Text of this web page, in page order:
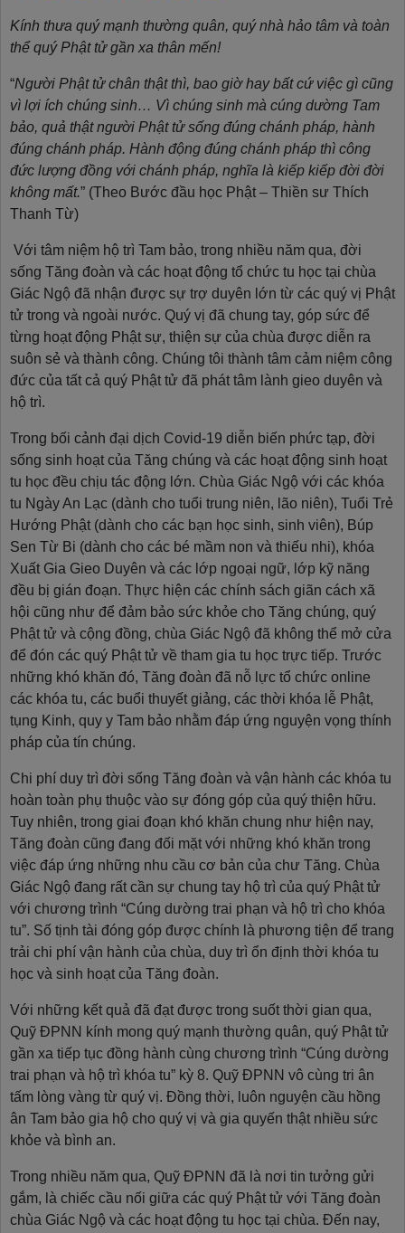
Kính thưa quý mạnh thường quân, quý nhà hảo tâm và toàn
thể quý Phật tử gần xa thân mến!
“Người Phật tử chân thật thì, bao giờ hay bất cứ việc gì cũng
vì lợi ích chúng sinh… Vì chúng sinh mà cúng dường Tam
bảo, quả thật người Phật tử sống đúng chánh pháp, hành
đúng chánh pháp. Hành động đúng chánh pháp thì công
đức lượng đồng với chánh pháp, nghĩa là kiếp kiếp đời đời
không mất.” (Theo Bước đầu học Phật – Thiền sư Thích
Thanh Từ)
Với tâm niệm hộ trì Tam bảo, trong nhiều năm qua, đời
sống Tăng đoàn và các hoạt động tổ chức tu học tại chùa
Giác Ngộ đã nhận được sự trợ duyên lớn từ các quý vị Phật
tử trong và ngoài nước. Quý vị đã chung tay, góp sức để
từng hoạt động Phật sự, thiện sự của chùa được diễn ra
suôn sẻ và thành công. Chúng tôi thành tâm cảm niệm công
đức của tất cả quý Phật tử đã phát tâm lành gieo duyên và
hộ trì.
Trong bối cảnh đại dịch Covid-19 diễn biến phức tạp, đời
sống sinh hoạt của Tăng chúng và các hoạt động sinh hoạt
tu học đều chịu tác động lớn. Chùa Giác Ngộ với các khóa
tu Ngày An Lạc (dành cho tuổi trung niên, lão niên), Tuổi Trẻ
Hướng Phật (dành cho các bạn học sinh, sinh viên), Búp
Sen Từ Bi (dành cho các bé mầm non và thiếu nhi), khóa
Xuất Gia Gieo Duyên và các lớp ngoại ngữ, lớp kỹ năng
đều bị gián đoạn. Thực hiện các chính sách giãn cách xã
hội cũng như để đảm bảo sức khỏe cho Tăng chúng, quý
Phật tử và cộng đồng, chùa Giác Ngộ đã không thể mở cửa
để đón các quý Phật tử về tham gia tu học trực tiếp. Trước
những khó khăn đó, Tăng đoàn đã nỗ lực tổ chức online
các khóa tu, các buổi thuyết giảng, các thời khóa lễ Phật,
tụng Kinh, quy y Tam bảo nhằm đáp ứng nguyện vọng thính
pháp của tín chúng.
Chi phí duy trì đời sống Tăng đoàn và vận hành các khóa tu
hoàn toàn phụ thuộc vào sự đóng góp của quý thiện hữu.
Tuy nhiên, trong giai đoạn khó khăn chung như hiện nay,
Tăng đoàn cũng đang đối mặt với những khó khăn trong
việc đáp ứng những nhu cầu cơ bản của chư Tăng. Chùa
Giác Ngộ đang rất cần sự chung tay hộ trì của quý Phật tử
với chương trình “Cúng dường trai phạn và hộ trì cho khóa
tu”. Số tịnh tài đóng góp được chính là phương tiện để trang
trải chi phí vận hành của chùa, duy trì ổn định thời khóa tu
học và sinh hoạt của Tăng đoàn.
Với những kết quả đã đạt được trong suốt thời gian qua,
Quỹ ĐPNN kính mong quý mạnh thường quân, quý Phật tử
gần xa tiếp tục đồng hành cùng chương trình “Cúng dường
trai phạn và hộ trì khóa tu” kỳ 8. Quỹ ĐPNN vô cùng tri ân
tấm lòng vàng từ quý vị. Đồng thời, luôn nguyện cầu hồng
ân Tam bảo gia hộ cho quý vị và gia quyến thật nhiều sức
khỏe và bình an.
Trong nhiều năm qua, Quỹ ĐPNN đã là nơi tin tưởng gửi
gắm, là chiếc cầu nối giữa các quý Phật tử với Tăng đoàn
chùa Giác Ngộ và các hoạt động tu học tại chùa. Đến nay,